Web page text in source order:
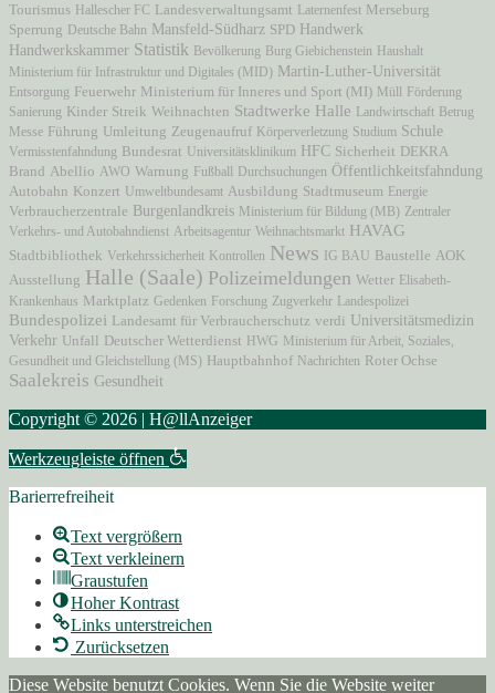
Tourismus Hallescher FC Landesverwaltungsamt Laternenfest Merseburg
Sperrung Deutsche Bahn Mansfeld-Südharz SPD Handwerk
Handwerkskammer Statistik Bevölkerung Burg Giebichenstein Haushalt
Ministerium für Infrastruktur und Digitales (MID) Martin-Luther-Universität
Entsorgung Feuerwehr Ministerium für Inneres und Sport (MI) Müll Förderung
Sanierung Kinder Streik Weihnachten Stadtwerke Halle Landwirtschaft Betrug
Messe Führung Umleitung Zeugenaufruf Körperverletzung Studium Schule
Vermisstenfahndung Bundesrat Universitätsklinikum HFC Sicherheit DEKRA
Brand Abellio AWO Warnung Fußball Durchsuchungen Öffentlichkeitsfahndung
Autobahn Konzert Umweltbundesamt Ausbildung Stadtmuseum Energie
Verbraucherzentrale Burgenlandkreis Ministerium für Bildung (MB) Zentraler
Verkehrs- und Autobahndienst Arbeitsagentur Weihnachtsmarkt HAVAG
Stadtbibliothek Verkehrssicherheit Kontrollen News IG BAU Baustelle AOK
Ausstellung Halle (Saale) Polizeimeldungen Wetter Elisabeth-
Krankenhaus Marktplatz Gedenken Forschung Zugverkehr Landespolizei
Bundespolizei Landesamt für Verbraucherschutz verdi Universitätsmedizin
Verkehr Unfall Deutscher Wetterdienst HWG Ministerium für Arbeit, Soziales,
Gesundheit und Gleichstellung (MS) Hauptbahnhof Nachrichten Roter Ochse
Saalekreis Gesundheit
Copyright © 2026 | H@llAnzeiger
Werkzeugleiste öffnen
Barierrefreiheit
Text vergrößern
Text verkleinern
Graustufen
Hoher Kontrast
Links unterstreichen
Zurücksetzen
Diese Website benutzt Cookies. Wenn Sie die Website weiter